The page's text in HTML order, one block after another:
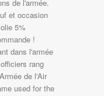
de l'armée.
et occasion
5%
!
dans l'armée
rang
de l'Air
used for the